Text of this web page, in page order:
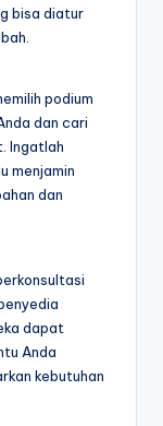
bisa diatur
podium
dan cari
Ingatlah
menjamin
dan
dapat
Anda
kebutuhan